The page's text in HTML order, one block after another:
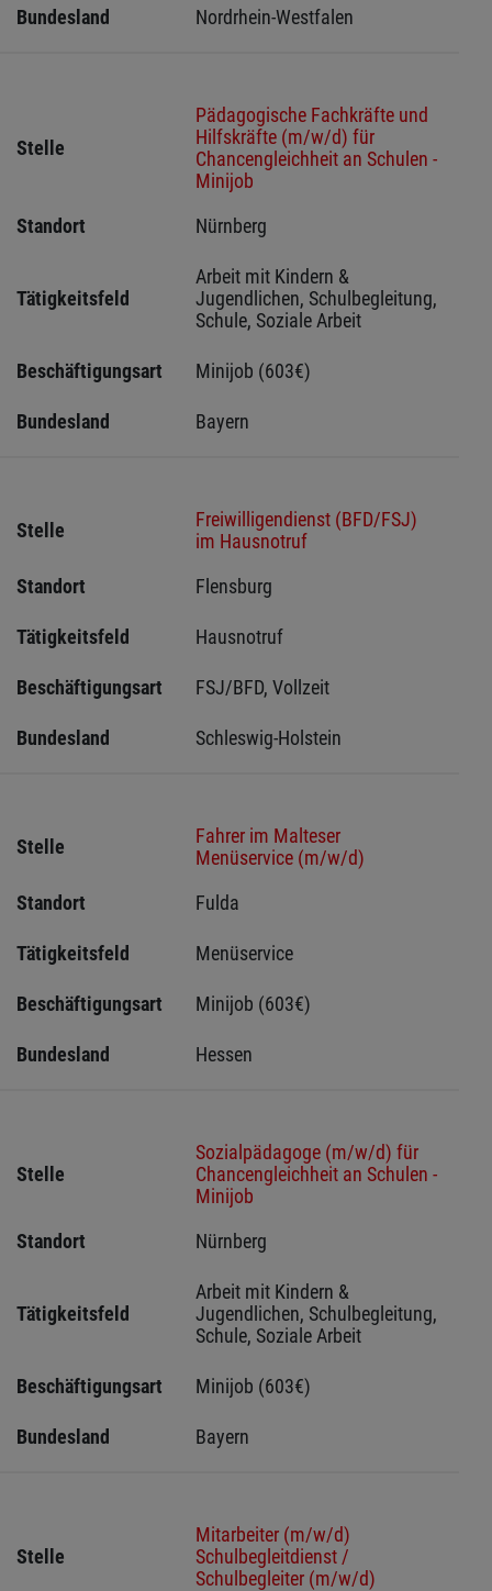
Bundesland Nordrhein-Westfalen
Stelle
Pädagogische Fachkräfte und
Hilfskräfte (m/w/d) für
Chancengleichheit an Schulen -
Minijob
Standort
Nürnberg
Tätigkeitsfeld
Arbeit mit Kindern &
Jugendlichen, Schulbegleitung,
Schule, Soziale Arbeit
Beschäftigungsart Minijob (603€)
Bundesland Bayern
Stelle
Freiwilligendienst (BFD/FSJ)
im Hausnotruf
Standort
Flensburg
Tätigkeitsfeld Hausnotruf
Beschäftigungsart FSJ/BFD, Vollzeit
Bundesland Schleswig-Holstein
Stelle
Fahrer im Malteser
Menüservice (m/w/d)
Standort
Fulda
Tätigkeitsfeld Menüservice
Beschäftigungsart Minijob (603€)
Bundesland Hessen
Stelle
Sozialpädagoge (m/w/d) für
Chancengleichheit an Schulen -
Minijob
Standort
Nürnberg
Tätigkeitsfeld
Arbeit mit Kindern &
Jugendlichen, Schulbegleitung,
Schule, Soziale Arbeit
Beschäftigungsart Minijob (603€)
Bundesland Bayern
Stelle
Mitarbeiter (m/w/d)
Schulbegleitdienst /
Schulbegleiter (m/w/d)